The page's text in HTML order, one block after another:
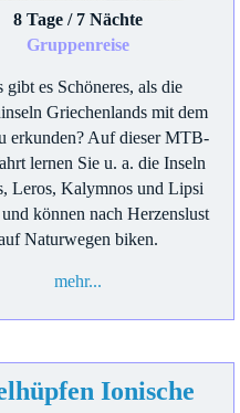
8 Tage / 7 Nächte
Gruppenreise
gibt es Schöneres, als die
Griechenlands mit dem
erkunden? Auf dieser MTB-
lernen Sie u. a. die Inseln
Leros, Kalymnos und Lipsi
können nach Herzenslust
Naturwegen biken.
mehr...
Ionische